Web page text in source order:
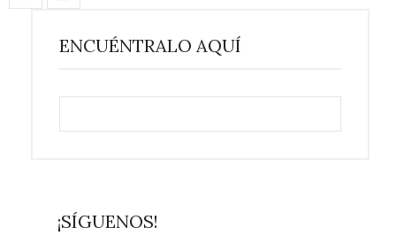
ENCUÉNTRALO AQUÍ
¡SÍGUENOS!